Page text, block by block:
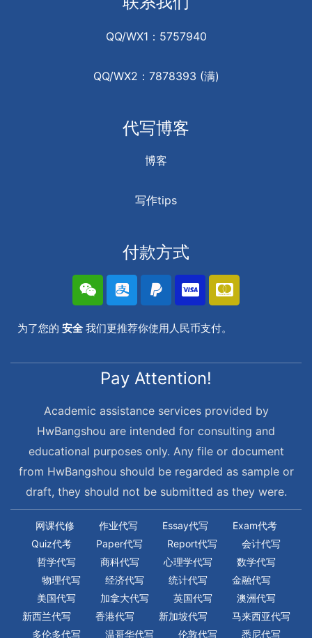
QQ/WX1：5757940
QQ/WX2：7878393 (满)
代写博客
博客
写作tips
付款方式
为了您的 安全 我们更推荐你使用人民币支付。
Pay Attention!
Academic assistance services provided by
HwBangshou are intended for consulting and
educational purposes only. Any file or document
from HwBangshou should be regarded as sample or
draft, they should not be submitted as they were.
网课代修 作业代写 Essay代写
Exam代考
Quiz代考
Paper代写 Report代写
会计代写
哲学代写
商科代写 心理学代写
数学代写
物理代写
经济代写 统计代写
金融代写
美国代写
加拿大代写 英国代写
澳洲代写
新西兰代写
香港代写 新加坡代写
马来西亚代写
多伦多代写
温哥华代写 伦敦代写 悉尼代写